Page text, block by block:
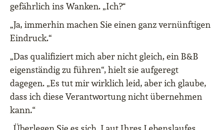
gefährlich ins Wanken. „Ich?“
„Ja, immerhin machen Sie einen ganz vernünftigen
Eindruck.“
„Das qualifiziert mich aber nicht gleich, ein B&B
eigenständig zu führen“, hielt sie aufgeregt
dagegen. „Es tut mir wirklich leid, aber ich glaube,
dass ich diese Verantwortung nicht übernehmen
kann.“